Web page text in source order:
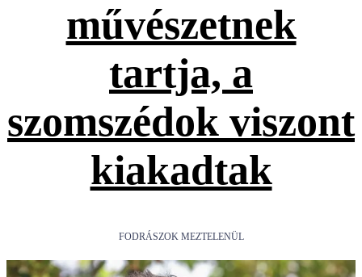
művészetnek
tartja, a
szomszédok viszont
kiakadtak
FODRÁSZOK MEZTELENÜL